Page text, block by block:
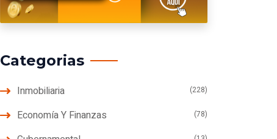
Categorias
Inmobiliaria (228)
Economía Y Finanzas (78)